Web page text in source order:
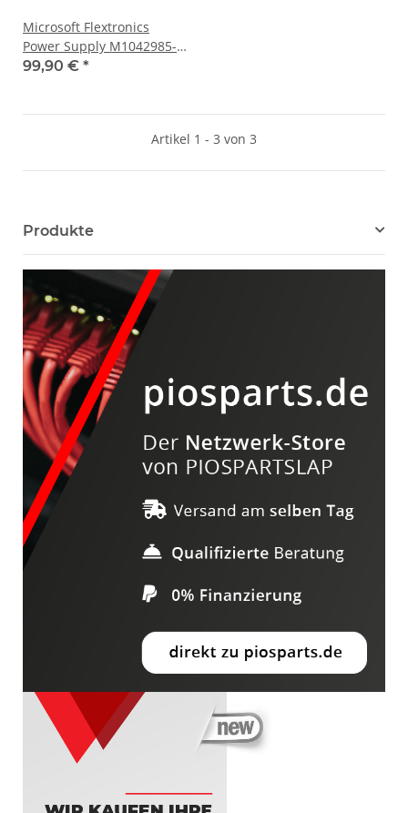
Microsoft Flextronics
Power Supply M1042985-
002 for Project Olympus
99,90 € *
Artikel 1 - 3 von 3
Produkte